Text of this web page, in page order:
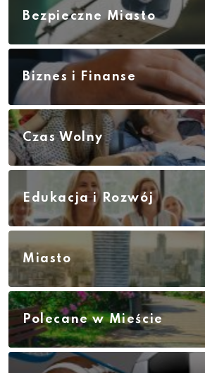
Bezpieczne Miasto
Biznes i Finanse
Czas Wolny
Edukacja i Rozwój
Miasto
Polecane w Mieście